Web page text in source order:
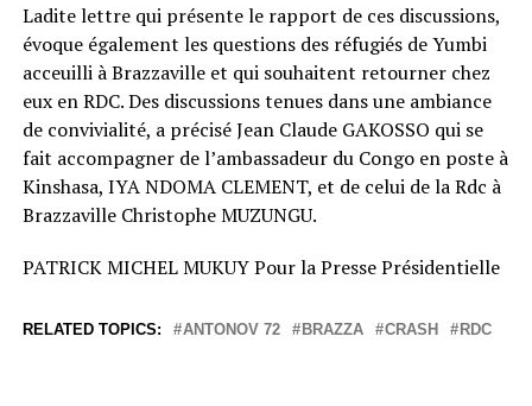
Ladite lettre qui présente le rapport de ces discussions,
évoque également les questions des réfugiés de Yumbi
acceuilli à Brazzaville et qui souhaitent retourner chez
eux en RDC. Des discussions tenues dans une ambiance
de convivialité, a précisé Jean Claude GAKOSSO qui se
fait accompagner de l’ambassadeur du Congo en poste à
Kinshasa, IYA NDOMA CLEMENT, et de celui de la Rdc à
Brazzaville Christophe MUZUNGU.
PATRICK MICHEL MUKUY Pour la Presse Présidentielle
RELATED TOPICS: ANTONOV 72 BRAZZA CRASH RDC